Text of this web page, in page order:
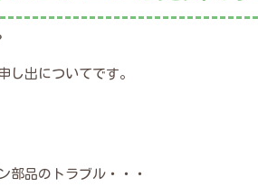
し出についてです。
部品のトラブル・・・